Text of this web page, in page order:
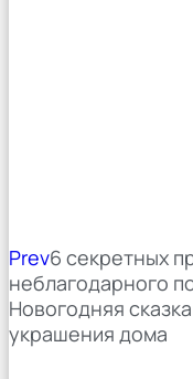
Prev6 секретных
неблагодарного
Новогодняя
украшения дома